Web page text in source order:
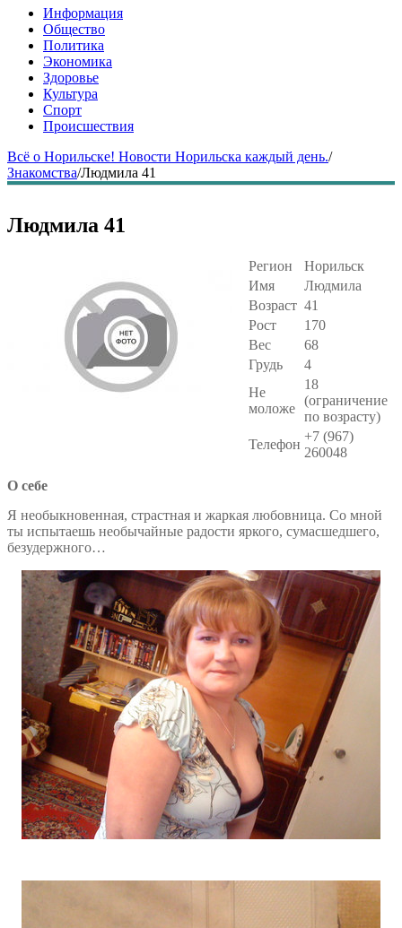
Информация
Общество
Политика
Экономика
Здоровье
Культура
Спорт
Происшествия
Всё о Норильске! Новости Норильска каждый день./
Знакомства/Людмила 41
Людмила 41
Регион
Норильск
Имя
Людмила
Возраст 41
Рост
170
Вес
68
Грудь
4
Не
моложе
18
(ограничение
по возрасту)
Телефон
+7 (967)
260048
О себе
Я необыкновенная, страстная и жаркая любовница. Со мной
ты испытаешь необычайные радости яркого, сумасшедшего,
безудержного…